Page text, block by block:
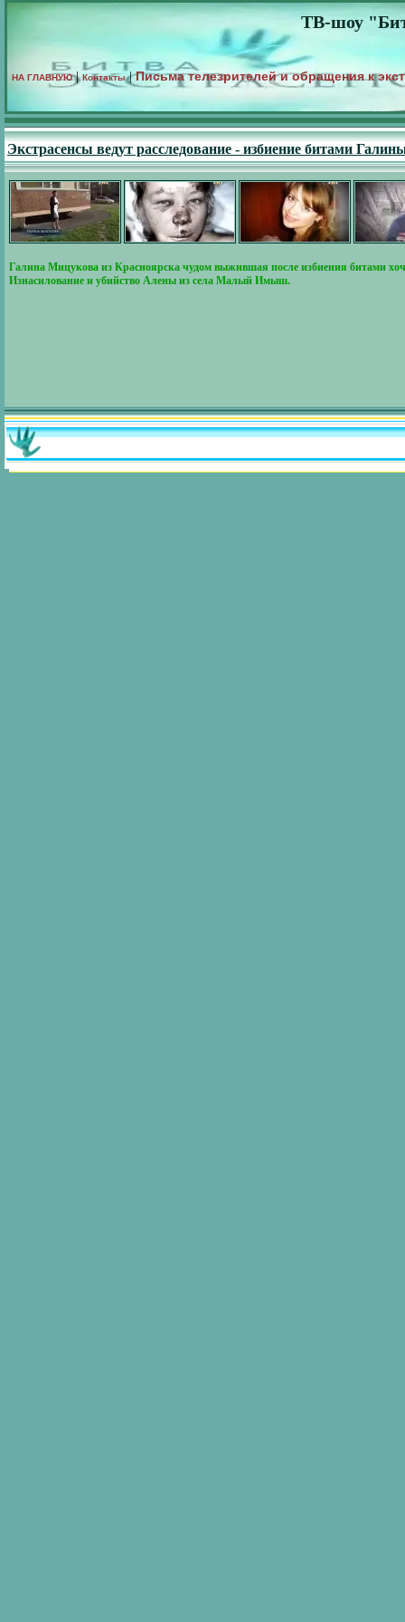
ТВ-шоу
НА ГЛАВНУЮ|Контакты|Письма телезрителей и обращения к
Экстрасенсы ведут расследование - избиение битами
Галина Мицукова из Красноярска чудом выжившая после избиения битами
Изнасилование и убийство Алены из села Малый Имыш.